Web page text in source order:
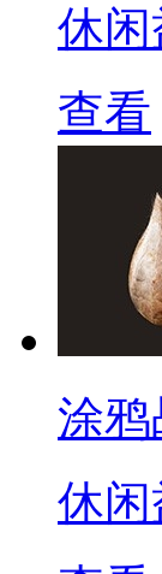
休闲
查看
涂鸦
休闲